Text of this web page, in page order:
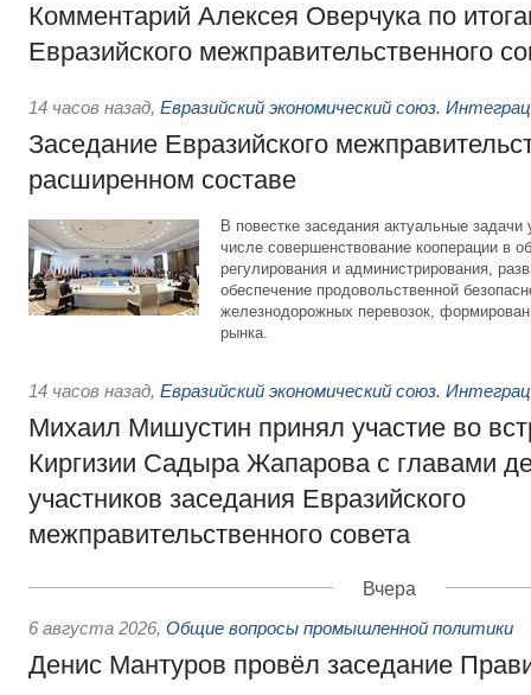
Комментарий Алексея Оверчука по
Евразийского межправительственного
14 часов назад, Евразийский экономический союз.
Заседание Евразийского
расширенном составе
В повестке заседания актуальные задачи
числе совершенствование кооперации в
регулирования и администрирования,
обеспечение продовольственной
железнодорожных перевозок,
рынка.
14 часов назад, Евразийский экономический союз.
Михаил Мишустин принял участие во
Киргизии Садыра Жапарова с главами
участников заседания Евразийского
межправительственного совета
Вчера
6 августа 2026, Общие вопросы промышленной политики
Денис Мантуров провёл заседание